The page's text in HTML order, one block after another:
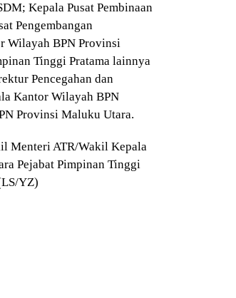
Kepala Pusat Pembinaan
Pengembangan
Wilayah BPN Provinsi
Tinggi Pratama lainnya
Pencegahan dan
Kantor Wilayah BPN
Provinsi Maluku Utara.
Menteri ATR/Wakil Kepala
Pejabat Pimpinan Tinggi
YZ)